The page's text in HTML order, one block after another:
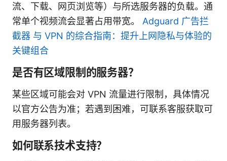
流、下载、网页浏览等）与所选服务器的负载。通
常单个视频流会显著占用带宽。 Adguard 广告拦
截器 与 VPN 的综合指南：提升上网隐私与体验的
关键组合
是否有区域限制的服务器？
某些区域可能会对 VPN 流量进行限制，具体情况
以官方公告为准；若遇到困难，可联系客服获取可
用服务器列表。
如何联系技术支持？